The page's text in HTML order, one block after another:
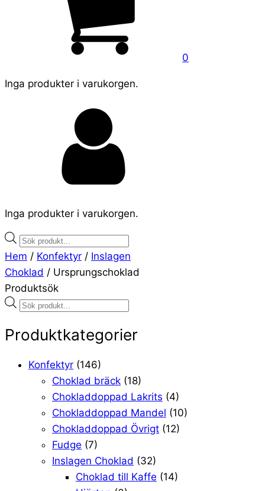
0
Inga produkter i varukorgen.
Inga produkter i varukorgen.
Products
search
Hem / Konfektyr / Inslagen
Choklad / Ursprungschoklad
Produktsök
Products
Produktkategorier
Konfektyr (146)
Choklad bräck (18)
Chokladdoppad Lakrits (4)
Chokladdoppad Mandel (10)
Chokladdoppad Övrigt (12)
Fudge (7)
Inslagen Choklad (32)
Choklad till Kaffe (14)